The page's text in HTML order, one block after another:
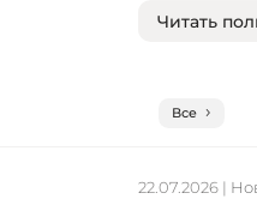
Читать
Все
22.07.2026 |